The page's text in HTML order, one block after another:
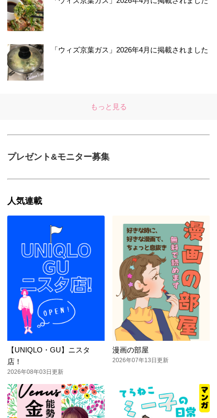
「ウィズ京葉ガス」2026年4月に掲載されました
もっと見る
プレゼント&モニター募集
人気連載
【UNIQLO・GU】ニスタ
店！
2026年08年03日更新
漫画の部屋
2026年07年13日更新